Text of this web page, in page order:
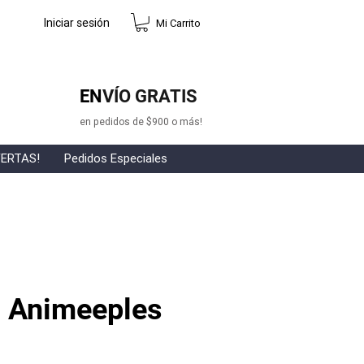
Iniciar sesión Mi Carrito
ENVÍO GRATIS
en pedidos de $900 o más!
Pedidos Especiales
Animeeples